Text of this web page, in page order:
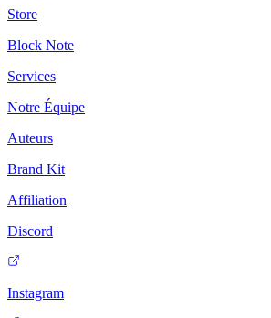
Store
Block Note
Services
Notre Équipe
Auteurs
Brand Kit
Affiliation
Discord
Instagram